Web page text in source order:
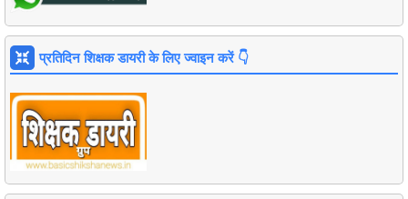
प्रतिदिन शिक्षक डायरी के लिए ज्वाइन करें 👇